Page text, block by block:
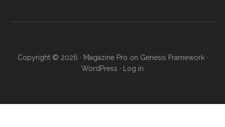
Copyright © 2026 · Magazine Pro on Genesis Framework·
WordPress · Log in